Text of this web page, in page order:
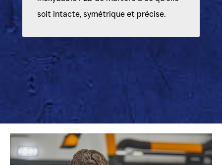
soit intacte, symétrique et précise.